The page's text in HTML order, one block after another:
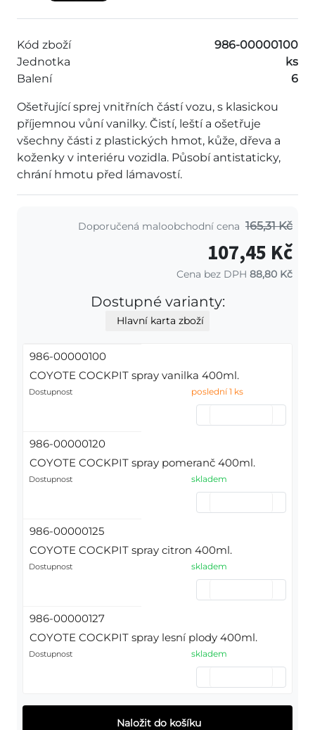
Kód zboží
986-00000100
Jednotka
ks
Balení
6
Ošetřující sprej vnitřních částí vozu, s klasickou
příjemnou vůní vanilky. Čistí, leští a ošetřuje
všechny části z plastických hmot, kůže, dřeva a
koženky v interiéru vozidla. Působí antistaticky,
chrání hmotu před lámavostí.
Doporučená maloobchodní cena 165,31 Kč
107,45 Kč
Cena bez DPH 88,80 Kč
Dostupné varianty:
Hlavní karta zboží
986-00000100
COYOTE COCKPIT spray vanilka 400ml.
Dostupnost poslední 1 ks
986-00000120
COYOTE COCKPIT spray pomeranč 400ml.
Dostupnost skladem
986-00000125
COYOTE COCKPIT spray citron 400ml.
Dostupnost skladem
986-00000127
COYOTE COCKPIT spray lesní plody 400ml.
Dostupnost skladem
Naložit do košíku